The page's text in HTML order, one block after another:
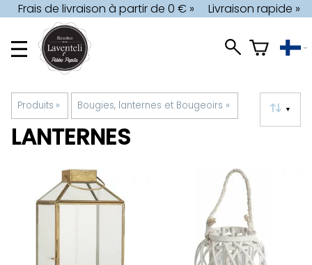
Frais de livraison à partir de 0 € » Livraison rapide »
Produits ‪» Bougies, lanternes et Bougeoirs ‪» ▼
LANTERNES